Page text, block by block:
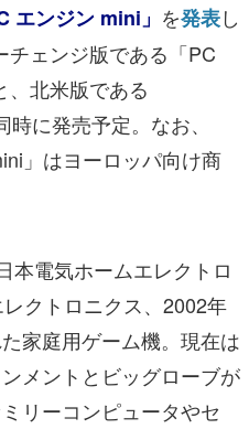
エンジン mini」 を発表し
チェンジ版である「PC
、北米版である
時に発売予定。なお、
」はヨーロッパ向け商
電気ホームエレクトロ
クトロニクス、2002年
家庭用ゲーム機。現在は
メントとビッグローブが
リーコンピュータやセ